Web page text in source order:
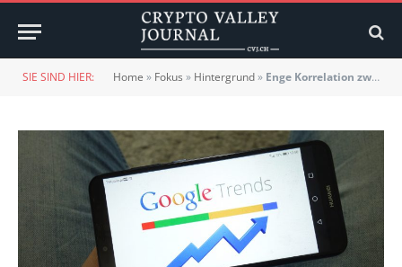
SIE SIND HIER: Home » Fokus » Hintergrund» Enge Korrelation zwischen Bitcoin Preis und Google Trends